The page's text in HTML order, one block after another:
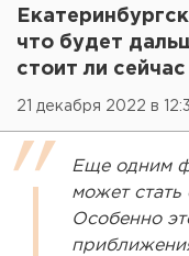
что будет
стоит ли
21 декабря 2022 в
Еще одним
может стать
Особенно